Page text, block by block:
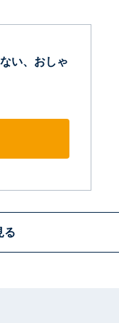
い、おしゃ
る